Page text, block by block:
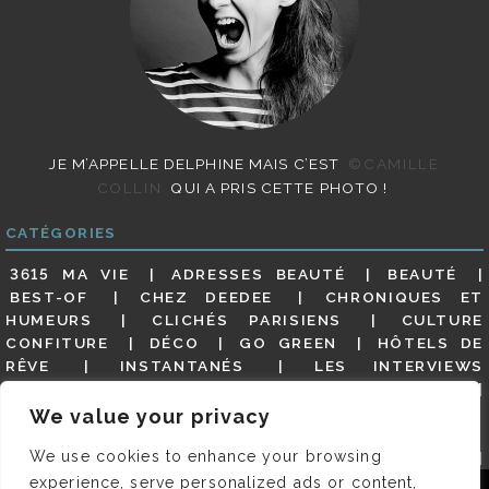
We value your privacy
We use cookies to enhance your browsing
experience, serve personalized ads or content,
JE M’APPELLE DELPHINE MAIS C’EST
©CAMILLE
COLLIN
QUI A PRIS CETTE PHOTO !
CATÉGORIES
3615 MA VIE ADRESSES BEAUTÉ
BEAUTÉ
BEST-OF
CHEZ DEEDEE
CHRONIQUES ET
HUMEURS
CLICHÉS PARISIENS
CULTURE
CONFITURE
DÉCO GO GREEN
HÔTELS DE
RÊVE
INSTANTANÉS
LES INTERVIEWS
MES ADRESSES
MODE NON CLASSÉ
GUIDE
PARIS EN PHOTOS
RESTAURANTS
REVUE DE PRESSE DÉTAILLÉE, SIOU PLAIT